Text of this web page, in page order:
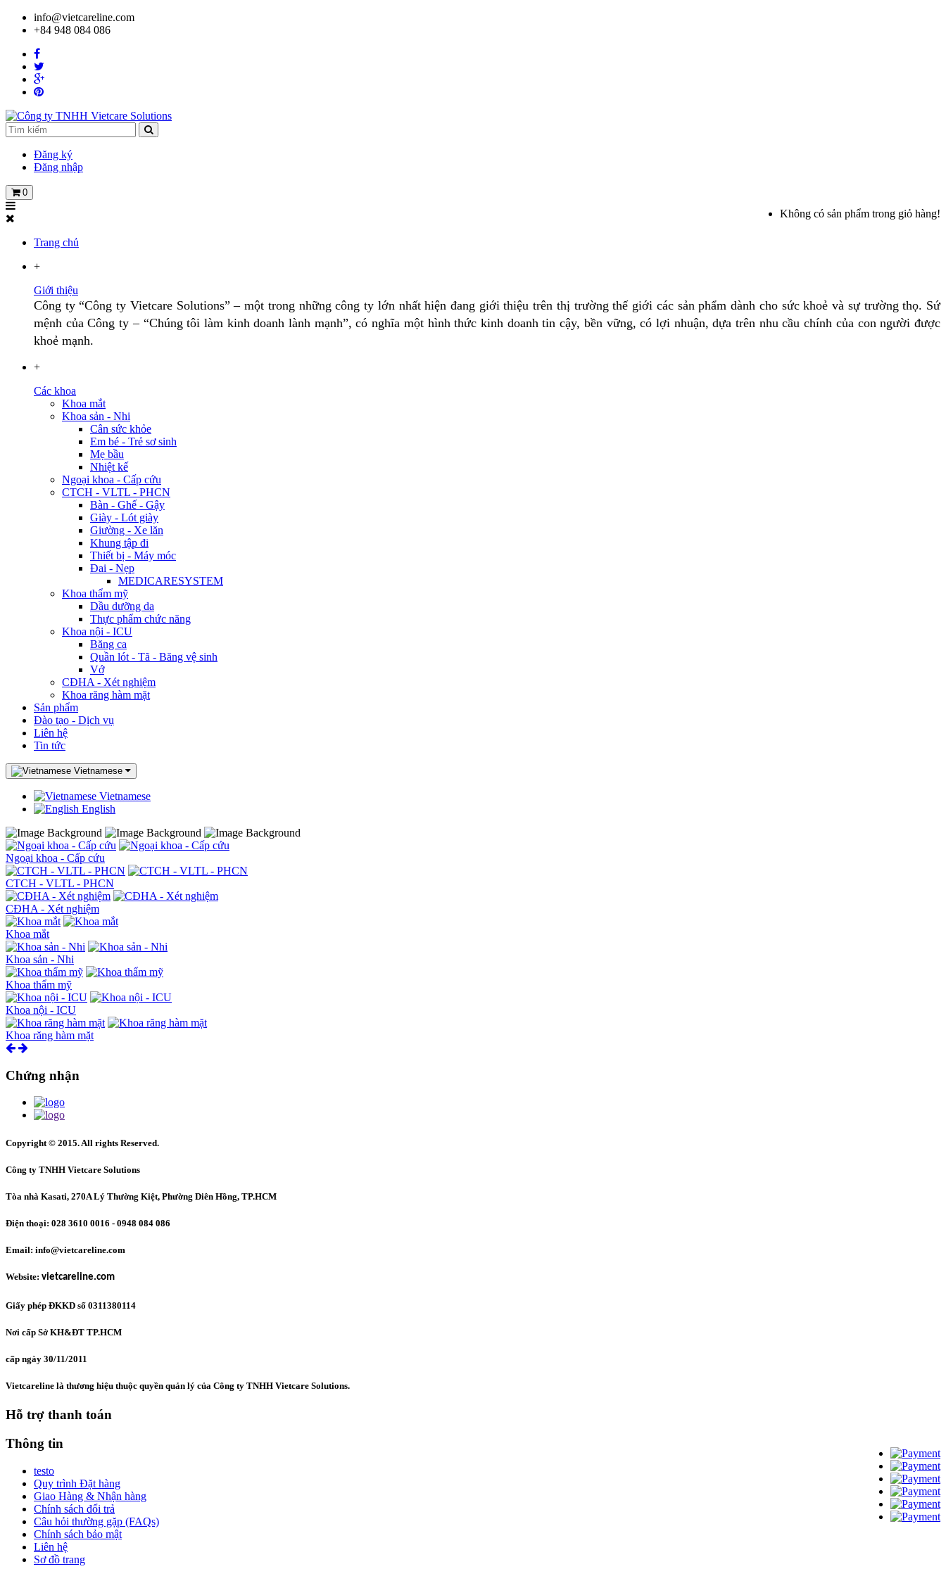
info@vietcareline.com
+84 948 084 086
Đăng ký
Đăng nhập
0
Không có sản phẩm trong giỏ hàng!
Trang chủ
+
Giới thiệu
Công ty “Công ty Vietcare Solutions” – một trong những công ty lớn nhất hiện đang giới thiệu trên thị trường thế giới các sản phẩm dành cho sức khoẻ và sự trường thọ. Sứ
mệnh của Công ty – “Chúng tôi làm kinh doanh lành mạnh”, có nghĩa một hình thức kinh doanh tin cậy, bền vững, có lợi nhuận, dựa trên nhu cầu chính của con người được
khoẻ mạnh.
+
Các khoa
Khoa mắt
Khoa sản - Nhi
Cân sức khỏe
Em bé - Trẻ sơ sinh
Mẹ bầu
Nhiệt kế
Ngoại khoa - Cấp cứu
CTCH - VLTL - PHCN
Bàn - Ghế - Gậy
Giày - Lót giày
Giường - Xe lăn
Khung tập đi
Thiết bị - Máy móc
Đai - Nẹp
MEDICARESYSTEM
Khoa thẩm mỹ
Dầu dưỡng da
Thực phẩm chức năng
Khoa nội - ICU
Băng ca
Quần lót - Tã - Băng vệ sinh
Vớ
CĐHA - Xét nghiệm
Khoa răng hàm mặt
Sản phẩm
Đào tạo - Dịch vụ
Liên hệ
Tin tức
Vietnamese
Vietnamese
English
Ngoại khoa - Cấp cứu
CTCH - VLTL - PHCN
CĐHA - Xét nghiệm
Khoa mắt
Khoa sản - Nhi
Khoa thẩm mỹ
Khoa nội - ICU
Khoa răng hàm mặt
Chứng nhận
Copyright © 2015. All rights Reserved.
Công ty TNHH Vietcare Solutions
Tòa nhà Kasati, 270A Lý Thường Kiệt, Phường Diên Hồng, TP.HCM
Điện thoại: 028 3610 0016 - 0948 084 086
Email: info@vietcareline.com
Website: vietcareline.com
Giấy phép ĐKKD số 0311380114
Nơi cấp Sở KH&ĐT TP.HCM
cấp ngày 30/11/2011
Vietcareline là thương hiệu thuộc quyền quản lý của Công ty TNHH Vietcare Solutions.
Hỗ trợ thanh toán
Thông tin
testo
Quy trình Đặt hàng
Giao Hàng & Nhận hàng
Chính sách đổi trả
Câu hỏi thường gặp (FAQs)
Chính sách bảo mật
Liên hệ
Sơ đồ trang